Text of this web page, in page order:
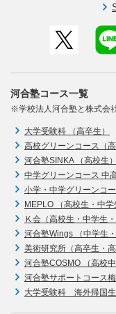
河合塾コース一覧
※学校法人河合塾と株式会
大学受験科 （高卒生）
高校グリーンコース（高
河合塾SINKA （高校生）
中学グリーンコース 中
小学・中学グリーンコ
MEPLO （高校生・中学
Ｋ会（高校生・中学生・
河合塾Wings （中学生・
美術研究所（高卒生・
河合塾COSMO （高校中
河合塾サポートコース
大学受験科 海外帰国生